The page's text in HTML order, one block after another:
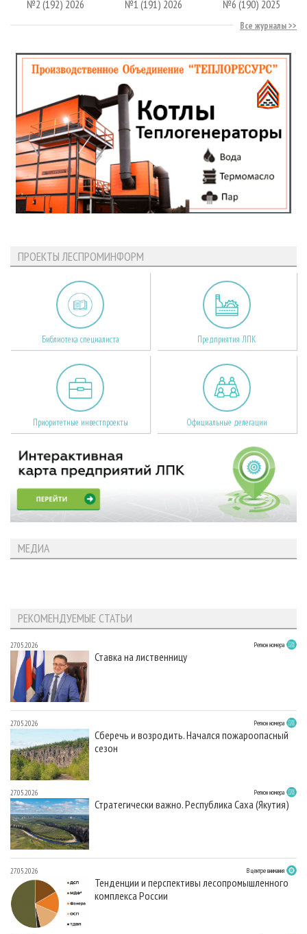
№2 (192) 2026 №1 (191) 2026 №6 (190) 2025
Все журналы
ПРОЕКТЫ ЛЕСПРОМИНФОРМ
Библиотека специалиста Предприятия ЛПК
Приоритетные инвестпроекты Официальные делегации
МЕДИА
РЕКОМЕНДУЕМЫЕ СТАТЬИ
27.05.2026 Регион номера
Ставка на лиственницу
27.05.2026 Регион номера
Сберечь и возродить. Начался пожароопасный
сезон
27.05.2026 Регион номера
Стратегически важно. Республика Саха (Якутия)
27.05.2026 В центре внимания
Тенденции и перспективы лесопромышленного
комплекса России